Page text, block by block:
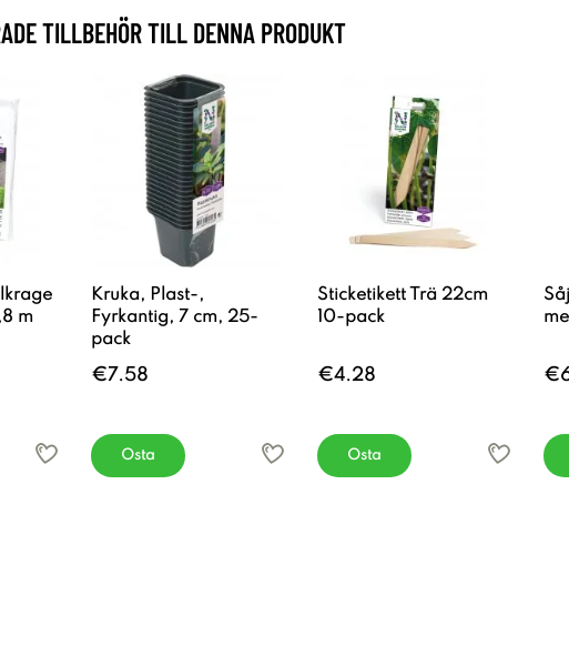
TILLBEHÖR TILL DENNA PRODUKT
m
Kruka, Plast-,
Fyrkantig, 7 cm, 25-
pack
€7.58
Osta
Sticketikett Trä 22cm
10-pack
€4.28
Osta